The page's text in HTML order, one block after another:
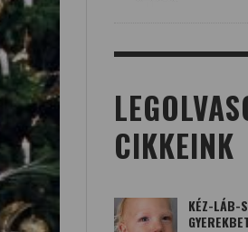
CIKKEINK
KÉZ-LÁB-